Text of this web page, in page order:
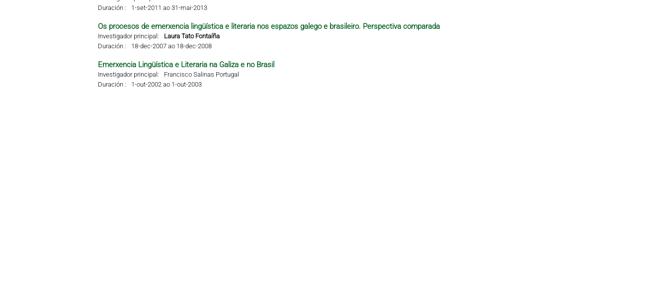
Duración :
1-set-2011 ao 31-mai-2013
Os procesos de emerxencia lingüística e literaria nos espazos galego e brasileiro. Perspectiva comparada
Investigador principal:
Laura Tato Fontaíña
Duración :
18-dec-2007 ao 18-dec-2008
Emerxencia Lingüística e Literaria na Galiza e no Brasil
Investigador principal:
Francisco Salinas Portugal
Duración :
1-out-2002 ao 1-out-2003